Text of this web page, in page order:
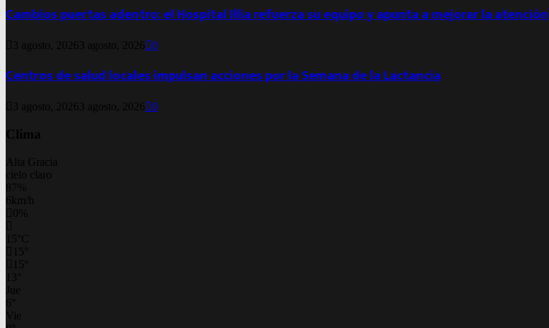
Cambios puertas adentro: el Hospital Illia refuerza su equipo y apunta a mejorar la atención
3 agosto, 2026 3 agosto, 2026 0
Centros de salud locales impulsan acciones por la Semana de la Lactancia
3 agosto, 2026 3 agosto, 2026 0
Clima
Alta Gracia
cielo claro
87%
6km/h
0%
15 C
15
15
13
Jue
6
Vie